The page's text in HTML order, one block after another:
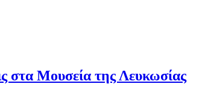
στα Μουσεία της Λευκωσίας